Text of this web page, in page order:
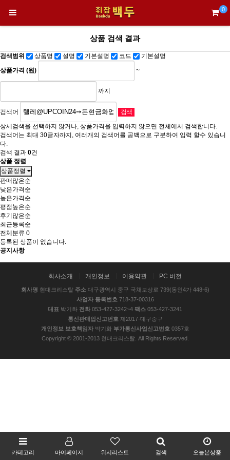
0
상품 검색 결과
검색범위 상품명 설명 기본설명 코드 기본설명
상품가격 (원) ~
까지
검색어
상세검색을 선택하지 않거나, 상품가격을 입력하지 않으면 전체에서 검색합니다.
검색어는 최대 30글자까지, 여러개의 검색어를 공백으로 구분하여 입력 할수 있습니
다.
검색 결과 0건
상품 정렬
상품정렬
판매많은순
낮은가격순
높은가격순
평점높은순
후기많은순
최근등록순
전체분류 0
등록된 상품이 없습니다.
카테고리 마이페이지 위시리스트 검색 오늘본상품
공지사항
회사소개 개인정보 이용약관 PC 버전
회사명 현대크리스탈 주소대구광역시 중구 국채보상로 739(동인4가 448-6)
사업자 등록번호 718-37-00316
대표 박기화 전화 053-427-3242~4 팩스 053-427-3241
통신판매업신고번호 제2017-대구중구
개인정보 보호책임자박기화 부가통신사업신고번호 0357호
Copyright © 2001-2013 현대크리스탈. All Rights Reserved.